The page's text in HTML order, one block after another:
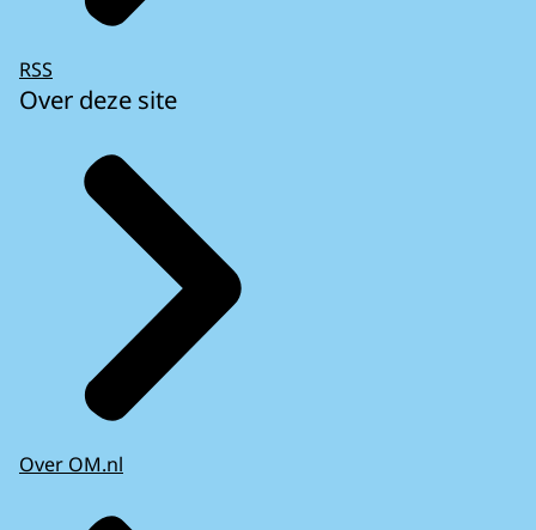
RSS
Over deze site
Over OM.nl